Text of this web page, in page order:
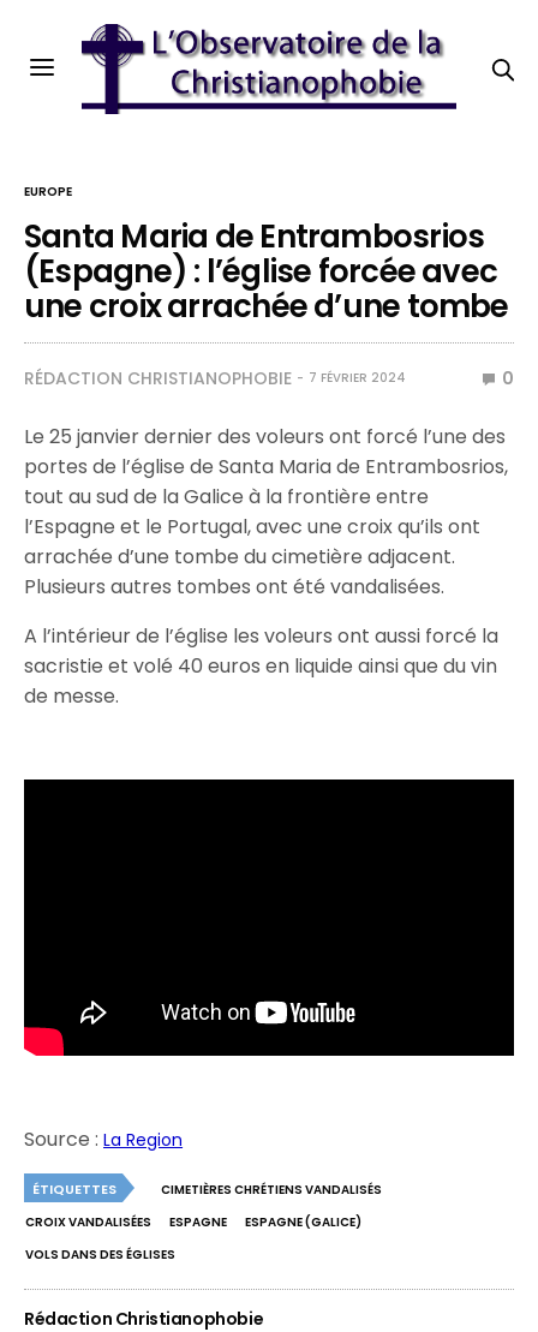
EUROPE
Santa Maria de Entrambosrios
(Espagne) : l’église forcée avec
une croix arrachée d’une tombe
RÉDACTION CHRISTIANOPHOBIE 7 FÉVRIER 2024 0
Le 25 janvier dernier des voleurs ont forcé l’une des
portes de l’église de Santa Maria de Entrambosrios,
tout au sud de la Galice à la frontière entre
l’Espagne et le Portugal, avec une croix qu’ils ont
arrachée d’une tombe du cimetière adjacent.
Plusieurs autres tombes ont été vandalisées.
A l’intérieur de l’église les voleurs ont aussi forcé la
sacristie et volé 40 euros en liquide ainsi que du vin
de messe.
Source :La Region
ÉTIQUETTES
CIMETIÈRES CHRÉTIENS VANDALISÉS
CROIX VANDALISÉES
ESPAGNE
ESPAGNE (GALICE)
VOLS DANS DES ÉGLISES
Rédaction Christianophobie